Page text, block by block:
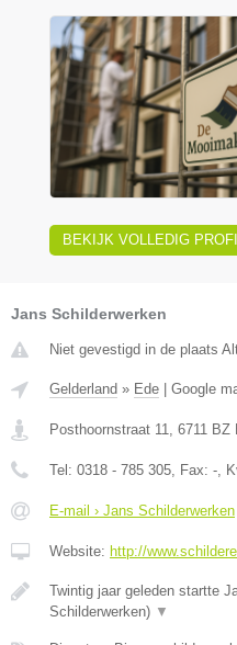
BEKIJK VOLLEDIG
Jans Schilderwerken
Niet gevestigd in de plaats
Gelderland » Ede | Google
Posthoornstraat 11 6711 BZ
Tel: 0318 - 785 305 , Fax: - ,
E-mail › Jans Schilderwerken
Website: http://
Twintig jaar geleden startte
Schilderwerken) ▼